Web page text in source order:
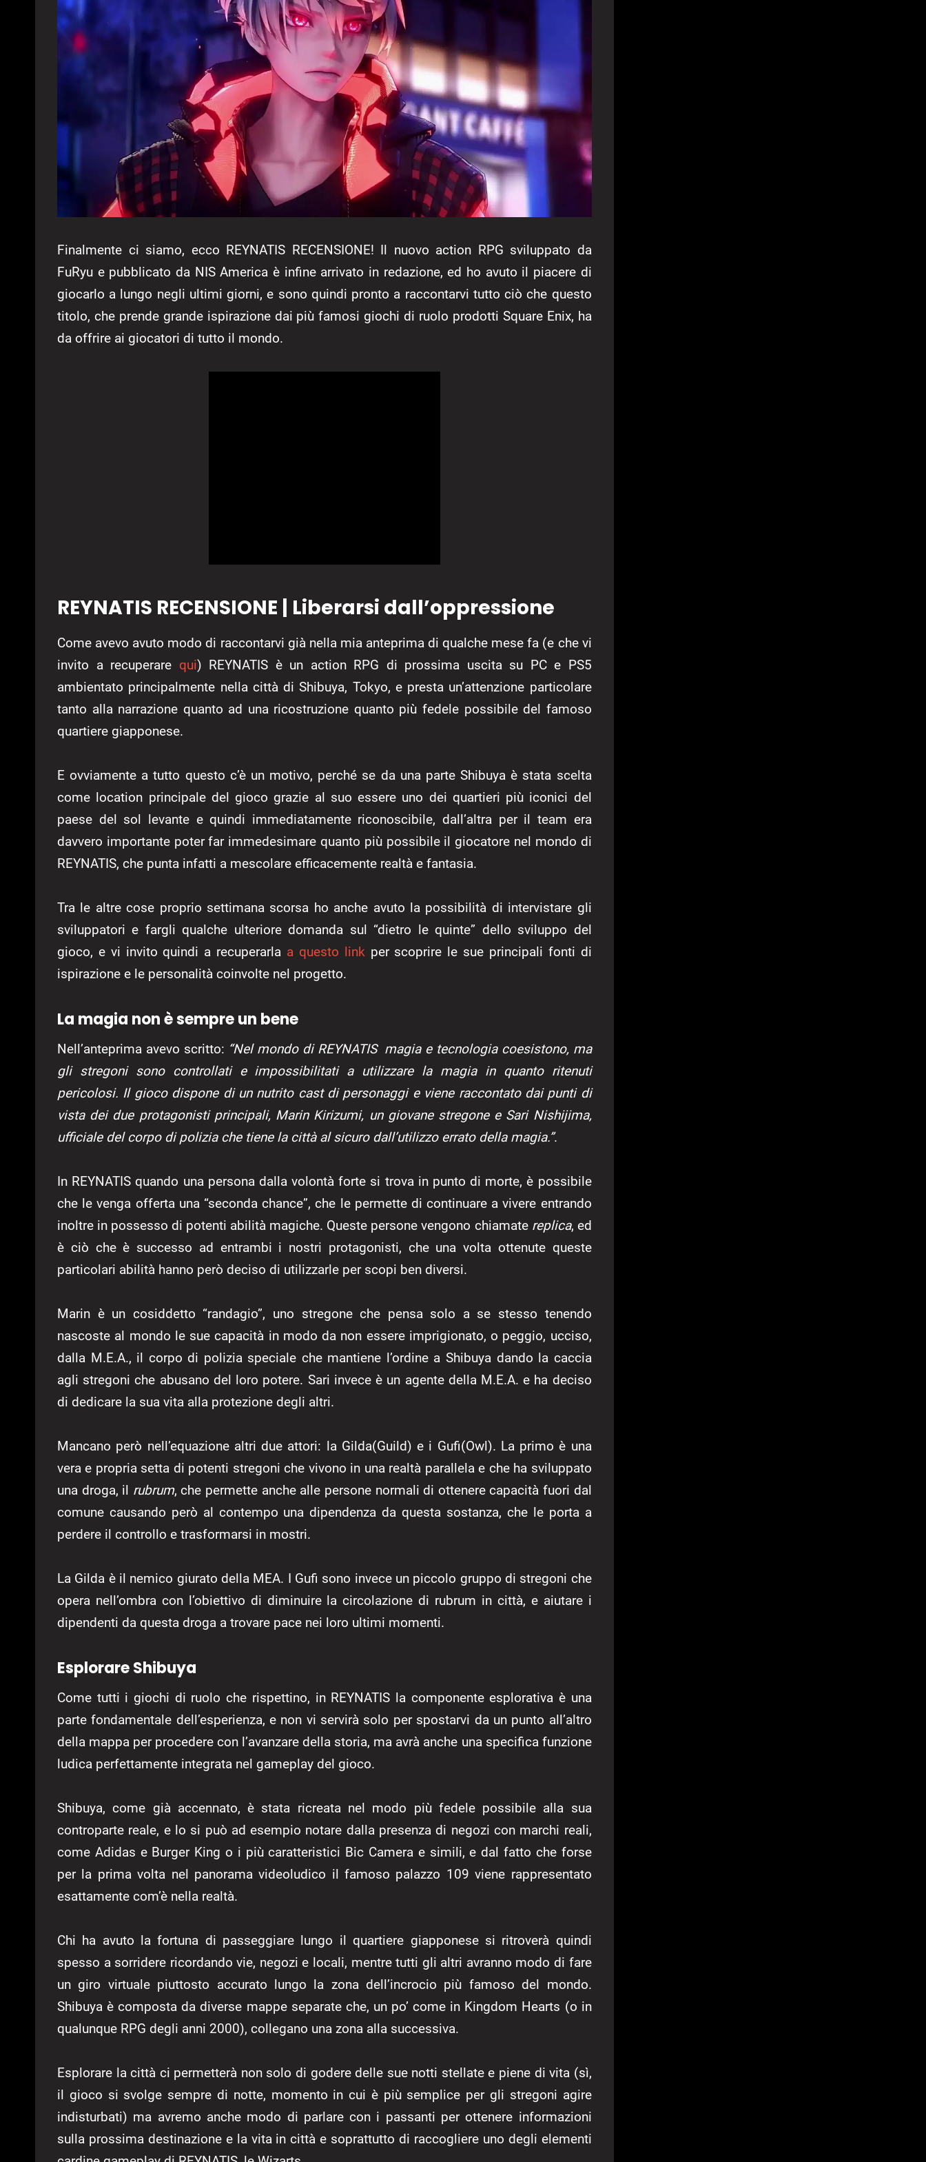
Finalmente ci siamo, ecco REYNATIS RECENSIONE! Il nuovo action RPG sviluppato da
FuRyu e pubblicato da NIS America è infine arrivato in redazione, ed ho avuto il piacere di
giocarlo a lungo negli ultimi giorni, e sono quindi pronto a raccontarvi tutto ciò che questo
titolo, che prende grande ispirazione dai più famosi giochi di ruolo prodotti Square Enix, ha
da offrire ai giocatori di tutto il mondo.
REYNATIS RECENSIONE | Liberarsi dall’oppressione
Come avevo avuto modo di raccontarvi già nella mia anteprima di qualche mese fa (e che vi
invito a recuperare qui) REYNATIS è un action RPG di prossima uscita su PC e PS5
ambientato principalmente nella città di Shibuya, Tokyo, e presta un’attenzione particolare
tanto alla narrazione quanto ad una ricostruzione quanto più fedele possibile del famoso
quartiere giapponese.
E ovviamente a tutto questo c’è un motivo, perché se da una parte Shibuya è stata scelta
come location principale del gioco grazie al suo essere uno dei quartieri più iconici del
paese del sol levante e quindi immediatamente riconoscibile, dall’altra per il team era
davvero importante poter far immedesimare quanto più possibile il giocatore nel mondo di
REYNATIS, che punta infatti a mescolare efficacemente realtà e fantasia.
Tra le altre cose proprio settimana scorsa ho anche avuto la possibilità di intervistare gli
sviluppatori e fargli qualche ulteriore domanda sul “dietro le quinte” dello sviluppo del
gioco, e vi invito quindi a recuperarla a questo linkper scoprire le sue principali fonti di
ispirazione e le personalità coinvolte nel progetto.
La magia non è sempre un bene
Nell’anteprima avevo scritto: “Nel mondo di REYNATIS magia e tecnologia coesistono, ma
gli stregoni sono controllati e impossibilitati a utilizzare la magia in quanto ritenuti
pericolosi. Il gioco dispone di un nutrito cast di personaggi e viene raccontato dai punti di
vista dei due protagonisti principali, Marin Kirizumi, un giovane stregone e Sari Nishijima,
ufficiale del corpo di polizia che tiene la città al sicuro dall’utilizzo errato della magia.”.
In REYNATIS quando una persona dalla volontà forte si trova in punto di morte, è possibile
che le venga offerta una “seconda chance”, che le permette di continuare a vivere entrando
inoltre in possesso di potenti abilità magiche. Queste persone vengono chiamate replica, ed
è ciò che è successo ad entrambi i nostri protagonisti, che una volta ottenute queste
particolari abilità hanno però deciso di utilizzarle per scopi ben diversi.
Marin è un cosiddetto “randagio”, uno stregone che pensa solo a se stesso tenendo
nascoste al mondo le sue capacità in modo da non essere imprigionato, o peggio, ucciso,
dalla M.E.A., il corpo di polizia speciale che mantiene l’ordine a Shibuya dando la caccia
agli stregoni che abusano del loro potere. Sari invece è un agente della M.E.A. e ha deciso
di dedicare la sua vita alla protezione degli altri.
Mancano però nell’equazione altri due attori: la Gilda(Guild) e i Gufi(Owl). La primo è una
vera e propria setta di potenti stregoni che vivono in una realtà parallela e che ha sviluppato
una droga, il rubrum, che permette anche alle persone normali di ottenere capacità fuori dal
comune causando però al contempo una dipendenza da questa sostanza, che le porta a
perdere il controllo e trasformarsi in mostri.
La Gilda è il nemico giurato della MEA. I Gufi sono invece un piccolo gruppo di stregoni che
opera nell’ombra con l’obiettivo di diminuire la circolazione di rubrum in città, e aiutare i
dipendenti da questa droga a trovare pace nei loro ultimi momenti.
Esplorare Shibuya
Come tutti i giochi di ruolo che rispettino, in REYNATIS la componente esplorativa è una
parte fondamentale dell’esperienza, e non vi servirà solo per spostarvi da un punto all’altro
della mappa per procedere con l’avanzare della storia, ma avrà anche una specifica funzione
ludica perfettamente integrata nel gameplay del gioco.
Shibuya, come già accennato, è stata ricreata nel modo più fedele possibile alla sua
controparte reale, e lo si può ad esempio notare dalla presenza di negozi con marchi reali,
come Adidas e Burger King o i più caratteristici Bic Camera e simili, e dal fatto che forse
per la prima volta nel panorama videoludico il famoso palazzo 109 viene rappresentato
esattamente com’è nella realtà.
Chi ha avuto la fortuna di passeggiare lungo il quartiere giapponese si ritroverà quindi
spesso a sorridere ricordando vie, negozi e locali, mentre tutti gli altri avranno modo di fare
un giro virtuale piuttosto accurato lungo la zona dell’incrocio più famoso del mondo.
Shibuya è composta da diverse mappe separate che, un po’ come in Kingdom Hearts (o in
qualunque RPG degli anni 2000), collegano una zona alla successiva.
Esplorare la città ci permetterà non solo di godere delle sue notti stellate e piene di vita (sì,
il gioco si svolge sempre di notte, momento in cui è più semplice per gli stregoni agire
indisturbati) ma avremo anche modo di parlare con i passanti per ottenere informazioni
sulla prossima destinazione e la vita in città e soprattutto di raccogliere uno degli elementi